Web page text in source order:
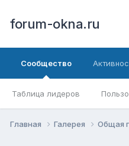
forum-okna.ru
Сообщество
Таблица лидеров
Главная Галерея Общая